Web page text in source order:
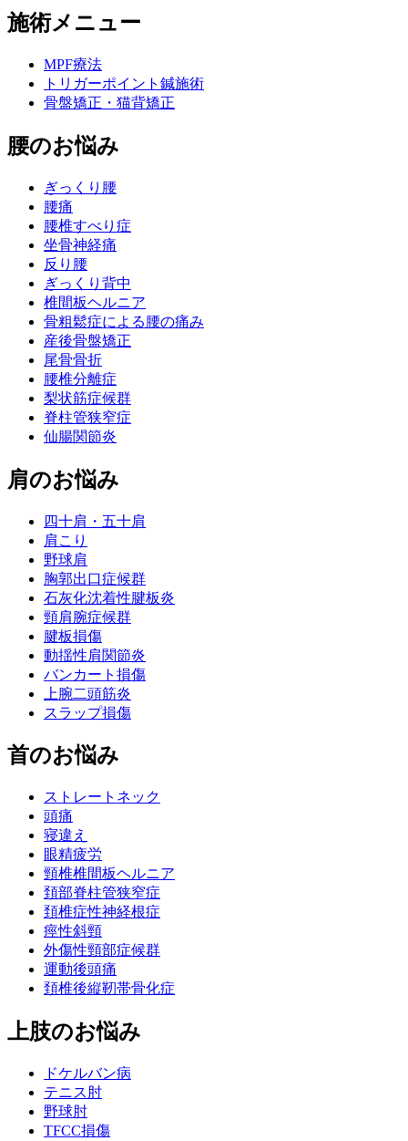
施術メニュー
MPF療法
トリガーポイント鍼施術
骨盤矯正・猫背矯正
腰のお悩み
ぎっくり腰
腰痛
腰椎すべり症
坐骨神経痛
反り腰
ぎっくり背中
椎間板ヘルニア
骨粗鬆症による腰の痛み
産後骨盤矯正
尾骨骨折
腰椎分離症
梨状筋症候群
脊柱管狭窄症
仙腸関節炎
肩のお悩み
四十肩・五十肩
肩こり
野球肩
胸郭出口症候群
石灰化沈着性腱板炎
頸肩腕症候群
腱板損傷
動揺性肩関節炎
バンカート損傷
上腕二頭筋炎
スラップ損傷
首のお悩み
ストレートネック
頭痛
寝違え
眼精疲労
頸椎椎間板ヘルニア
頚部脊柱管狭窄症
頚椎症性神経根症
痙性斜頸
外傷性頸部症候群
運動後頭痛
頚椎後縦靭帯骨化症
上肢のお悩み
ドケルバン病
テニス肘
野球肘
TFCC損傷